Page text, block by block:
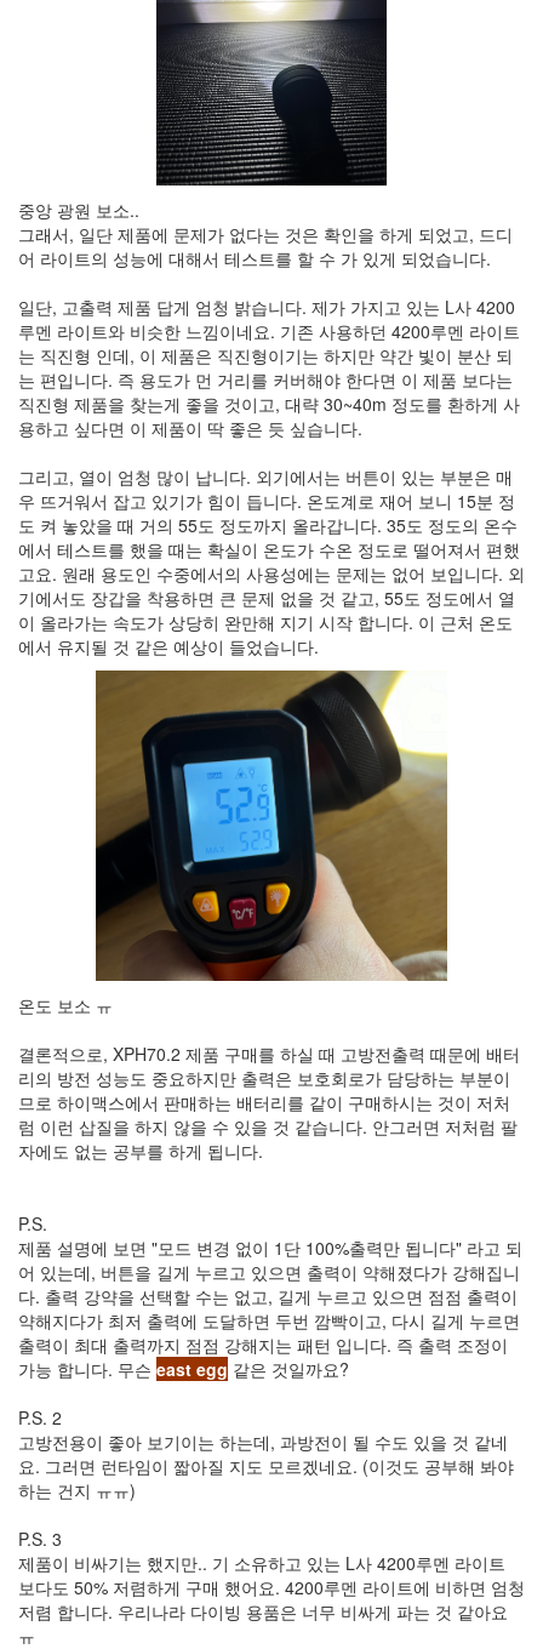
중앙 광원 보소..
그래서, 일단 제품에 문제가 없다는 것은 확인을 하게 되었고, 드디
어 라이트의 성능에 대해서 테스트를 할 수 가 있게 되었습니다.
일단, 고출력 제품 답게 엄청 밝습니다. 제가 가지고 있는 L사 4200
루멘 라이트와 비슷한 느낌이네요. 기존 사용하던 4200루멘 라이트
는 직진형 인데, 이 제품은 직진형이기는 하지만 약간 빛이 분산 되
는 편입니다. 즉 용도가 먼 거리를 커버해야 한다면 이 제품 보다는
직진형 제품을 찾는게 좋을 것이고, 대략 30~40m 정도를 환하게 사
용하고 싶다면 이 제품이 딱 좋은 듯 싶습니다.
그리고, 열이 엄청 많이 납니다. 외기에서는 버튼이 있는 부분은 매
우 뜨거워서 잡고 있기가 힘이 듭니다. 온도계로 재어 보니 15분 정
도 켜 놓았을 때 거의 55도 정도까지 올라갑니다. 35도 정도의 온수
에서 테스트를 했을 때는 확실이 온도가 수온 정도로 떨어져서 편했
고요. 원래 용도인 수중에서의 사용성에는 문제는 없어 보입니다. 외
기에서도 장갑을 착용하면 큰 문제 없을 것 같고, 55도 정도에서 열
이 올라가는 속도가 상당히 완만해 지기 시작 합니다. 이 근처 온도
에서 유지될 것 같은 예상이 들었습니다.
온도 보소 ㅠ
결론적으로, XPH70.2 제품 구매를 하실 때 고방전출력 때문에 배터
리의 방전 성능도 중요하지만 출력은 보호회로가 담당하는 부분이
므로 하이맥스에서 판매하는 배터리를 같이 구매하시는 것이 저처
럼 이런 삽질을 하지 않을 수 있을 것 같습니다. 안그러면 저처럼 팔
자에도 없는 공부를 하게 됩니다.
P.S.
제품 설명에 보면 "모드 변경 없이 1단 100%출력만 됩니다" 라고 되
어 있는데, 버튼을 길게 누르고 있으면 출력이 약해졌다가 강해집니
다. 출력 강약을 선택할 수는 없고, 길게 누르고 있으면 점점 출력이
약해지다가 최저 출력에 도달하면 두번 깜빡이고, 다시 길게 누르면
출력이 최대 출력까지 점점 강해지는 패턴 입니다. 즉 출력 조정이
가능 합니다. 무슨 east egg 같은 것일까요?
P.S. 2
고방전용이 좋아 보기이는 하는데, 과방전이 될 수도 있을 것 같네
요. 그러면 런타임이 짧아질 지도 모르겠네요. (이것도 공부해 봐야
하는 건지 ㅠㅠ)
P.S. 3
제품이 비싸기는 했지만.. 기 소유하고 있는 L사 4200루멘 라이트
보다도 50% 저렴하게 구매 했어요. 4200루멘 라이트에 비하면 엄청
저렴 합니다. 우리나라 다이빙 용품은 너무 비싸게 파는 것 같아요
ㅠ